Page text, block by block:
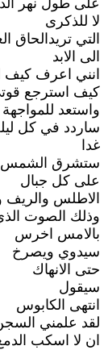
على طول نهر
لا للذكرى
التي تريدالحاق
الى الابد
انني اعرف كيف
كيف استرجع
واستعد للمواجهة
ساردد في كل
غدا
ستشرق الشمس
على كل جبال
الاطلس والريف
وذلك الصوت
بالامس اخرس
سيدوي ويصرخ
حتى الانهاك
سيقول
انتهى الكابوس
لقد علمني
ان لا اسكب الدمع